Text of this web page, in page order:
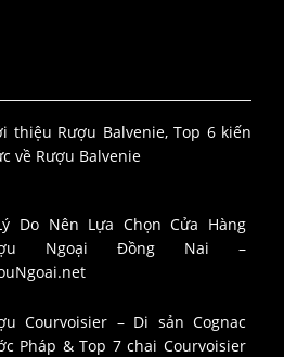
thiệu Rượu Balvenie, Top 6 kiến
về Rượu Balvenie
Do Nên Lựa Chọn Cửa Hàng
Ngoại Đồng Nai –
Courvoisier – Di sản Cognac
Pháp & Top 7 chai Courvoisier